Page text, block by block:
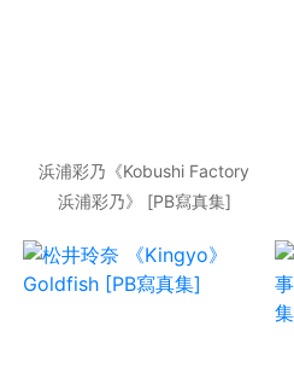
浜浦彩乃《Kobushi Factory
浜浦彩乃》 [PB寫真集]